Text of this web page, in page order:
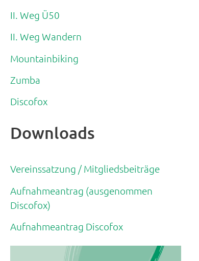
II. Weg Ü50
II. Weg Wandern
Mountainbiking
Zumba
Discofox
Downloads
Vereinssatzung / Mitgliedsbeiträge
Aufnahmeantrag (ausgenommen
Discofox)
Aufnahmeantrag Discofox